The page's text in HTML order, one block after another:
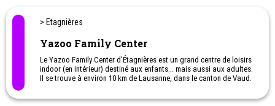
> Etagnières
Yazoo Family Center
Le Yazoo Family Center d’Étagnières est un grand centre de loisirs
indoor (en intérieur) destiné aux enfants… mais aussi aux adultes.
Il se trouve à environ 10 km de Lausanne, dans le canton de Vaud.